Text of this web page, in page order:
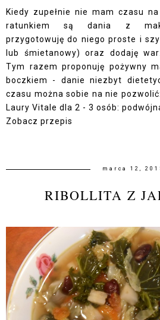
Kiedy zupełnie nie mam czasu
ratunkiem są dania z
przygotowuję do niego proste i
lub śmietanowy) oraz dodaję
Tym razem proponuję pożywny
boczkiem - danie niezbyt
czasu można sobie na nie
Laury Vitale dla 2 - 3 osób:
Zobacz przepis
marca 12,
RIBOLLITA Z